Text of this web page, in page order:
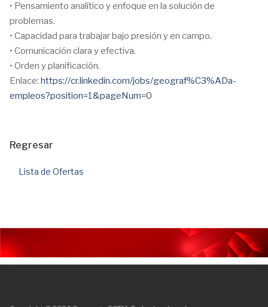
• Pensamiento analítico y enfoque en la solución de
problemas.
• Capacidad para trabajar bajo presión y en campo.
• Comunicación clara y efectiva.
• Orden y planificación.
Enlace: https://cr.linkedin.com/jobs/geograf%C3%ADa-
empleos?position=1&pageNum=0
Regresar
Lista de Ofertas